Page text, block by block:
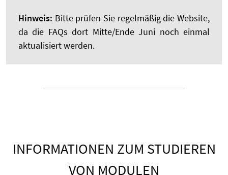
Hinweis: Bitte prüfen Sie regelmäßig die Website,
da die FAQs dort Mitte/Ende Juni noch einmal
aktualisiert werden.
INFORMATIONEN ZUM STUDIEREN
VON MODULEN